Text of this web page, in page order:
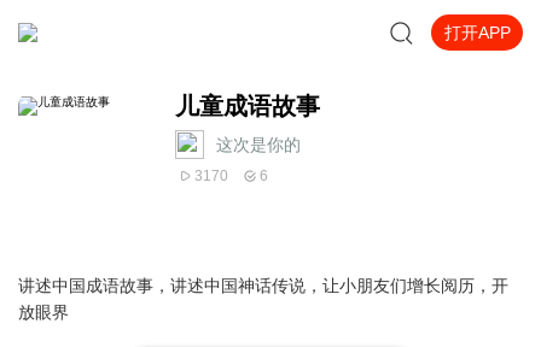
打开APP
儿童成语故事
这次是你的
3170 6
讲述中国成语故事，讲述中国神话传说，让小朋友们增长阅历，开
放眼界